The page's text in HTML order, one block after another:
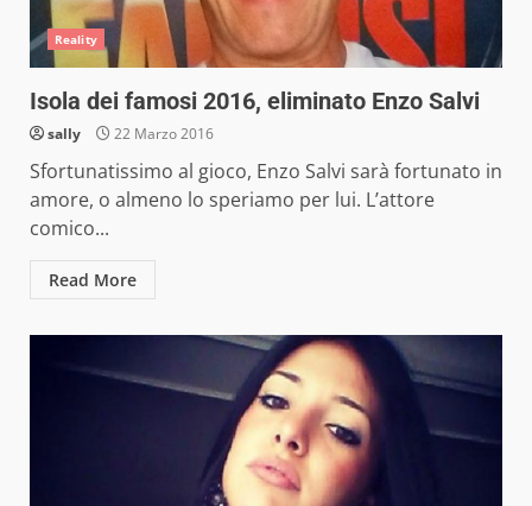
Reality
Isola dei famosi 2016, eliminato Enzo Salvi
sally 22 Marzo 2016
Sfortunatissimo al gioco, Enzo Salvi sarà fortunato in
amore, o almeno lo speriamo per lui. L’attore
comico...
Read More